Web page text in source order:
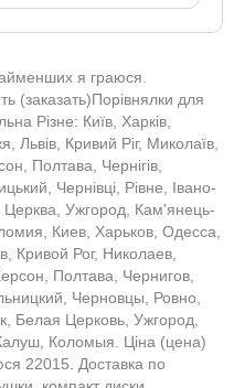
я граюся.
(заказать)Порівнялки для
Різне: Київ, Харків,
Львів, Кривий Ріг, Миколаїв,
Полтава, Чернігів,
Чернівці, Рівне, Івано-
Церква, Ужгород, Кам'янець-
Киев, Харьков, Одесса,
Кривой Рог, Николаев,
Полтава, Чернигов,
Черновцы, Ровно,
Белая Церковь, Ужгород,
Коломыя. Ціна (цена)
22015. Доставка по